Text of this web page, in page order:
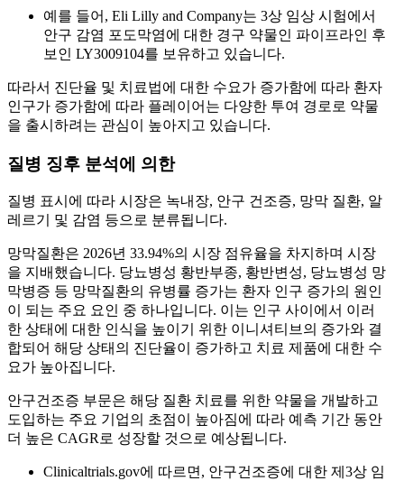
예를 들어, Eli Lilly and Company는 3상 임상 시험에서
안구 감염 포도막염에 대한 경구 약물인 파이프라인 후
보인 LY3009104를 보유하고 있습니다.
따라서 진단율 및 치료법에 대한 수요가 증가함에 따라 환자
인구가 증가함에 따라 플레이어는 다양한 투여 경로로 약물
을 출시하려는 관심이 높아지고 있습니다.
질병 징후 분석에 의한
질병 표시에 따라 시장은 녹내장, 안구 건조증, 망막 질환, 알
레르기 및 감염 등으로 분류됩니다.
망막질환은 2026년 33.94%의 시장 점유율을 차지하며 시장
을 지배했습니다. 당뇨병성 황반부종, 황반변성, 당뇨병성 망
막병증 등 망막질환의 유병률 증가는 환자 인구 증가의 원인
이 되는 주요 요인 중 하나입니다. 이는 인구 사이에서 이러
한 상태에 대한 인식을 높이기 위한 이니셔티브의 증가와 결
합되어 해당 상태의 진단율이 증가하고 치료 제품에 대한 수
요가 높아집니다.
안구건조증 부문은 해당 질환 치료를 위한 약물을 개발하고
도입하는 주요 기업의 초점이 높아짐에 따라 예측 기간 동안
더 높은 CAGR로 성장할 것으로 예상됩니다.
Clinicaltrials.gov에 따르면, 안구건조증에 대한 제3상 임